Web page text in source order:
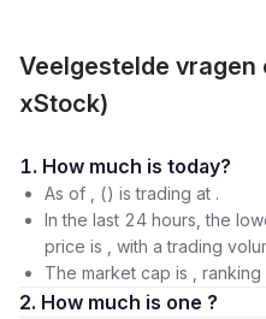
Veelgestelde vragen
xStock)
1. How much is today?
As of , () is trading at .
In the last 24 hours, the
price is , with a trading
The market cap is ,
2. How much is one ?